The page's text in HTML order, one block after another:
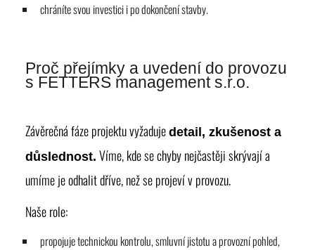
chráníte svou investici i po dokončení stavby.
Proč přejímky a uvedení do provozu
s FETTERS management s.r.o.
Závěrečná fáze projektu vyžaduje detail, zkušenost a
důslednost. Víme, kde se chyby nejčastěji skrývají a
umíme je odhalit dříve, než se projeví v provozu.
Naše role:
propojuje technickou kontrolu, smluvní jistotu a provozní pohled,